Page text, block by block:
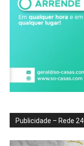
Publicidade – Rede 24